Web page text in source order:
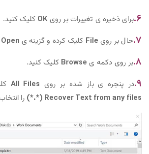
۶. برای ذخیره ی تغییرات بر رویOK کلیک کنید.
۷‌. حال بر روی File کلیک کرده و گزینه ی Open
۸. بر روی دکمه ی Browse کلیک کنید.
۹. در پنجره ی باز شده بر روی All Files
Recover Text from any files (*.*)
را